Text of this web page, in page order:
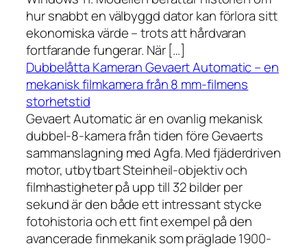
hur snabbt en välbyggd dator kan förlora sitt
ekonomiska värde – trots att hårdvaran
fortfarande fungerar. När […]
Dubbelåtta Kameran Gevaert Automatic – en
mekanisk filmkamera från 8 mm-filmens
storhetstid
Gevaert Automatic är en ovanlig mekanisk
dubbel-8-kamera från tiden före Gevaerts
sammanslagning med Agfa. Med fjäderdriven
motor, utbytbart Steinheil-objektiv och
filmhastigheter på upp till 32 bilder per
sekund är den både ett intressant stycke
fotohistoria och ett fint exempel på den
avancerade finmekanik som präglade 1900-